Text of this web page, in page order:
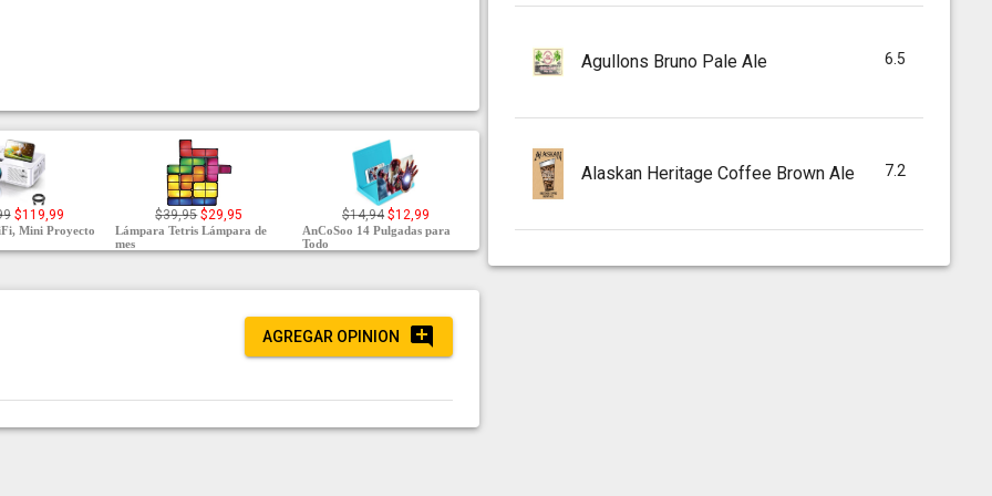
$119,99
Mini Proyecto
$39,95 $29,95
Lámpara Tetris Lámpara de
mes
$14,94 $12,99
AnCoSoo 14 Pulgadas para
Todo
AGREGAR OPINION
Agullons Bruno Pale Ale 6.5
Alaskan Heritage Coffee Brown Ale 7.2